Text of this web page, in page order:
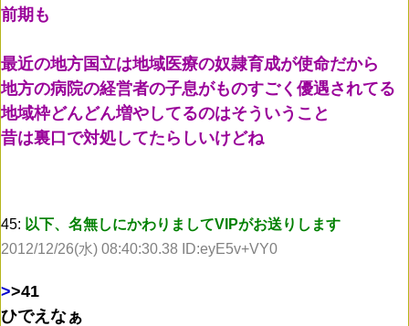
前期も
最近の地方国立は地域医療の奴隷育成が使命だから
地方の病院の経営者の子息がものすごく優遇されてる
地域枠どんどん増やしてるのはそういうこと
昔は裏口で対処してたらしいけどね
45: 以下、名無しにかわりましてVIPがお送りします
2012/12/26(水) 08:40:30.38 ID:eyE5v+VY0
>>41
ひでえなぁ